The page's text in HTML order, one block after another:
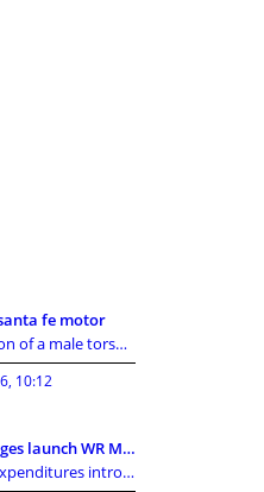
fe motor
The production of a male torso sex doll involves m
10:12
Buffalo Charges launch WR Mecole Hardman Jr., sign
The Buffalo Expenditures introduced a collection o